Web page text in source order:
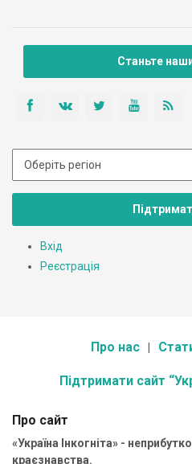
Станьте
Вхід
Реєстрація
Про нас
Підтримати сайт
Про сайт
«Україна Інкогніта» -
краєзнавства.